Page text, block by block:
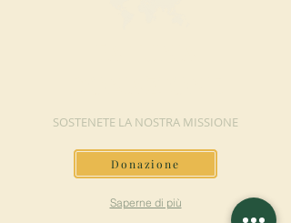
SOSTENETE LA NOSTRA MISSIONE
Donazione
Saperne di più